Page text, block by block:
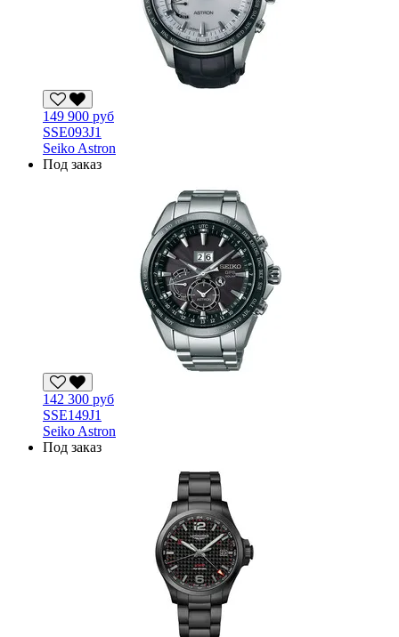
149 900 руб
SSE093J1
Seiko Astron
Под заказ
142 300 руб
SSE149J1
Seiko Astron
Под заказ